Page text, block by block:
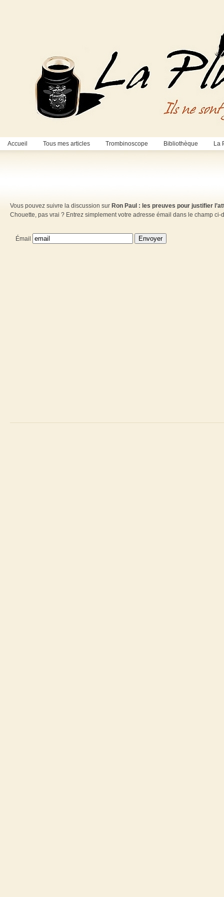
Accueil Tous mes articles Trombinoscope Bibliothèque La
Vous pouvez suivre la discussion sur Ron Paul : les preuves pour justifier
Chouette, pas vrai ? Entrez simplement votre adresse émail dans le champ ci-
Émail